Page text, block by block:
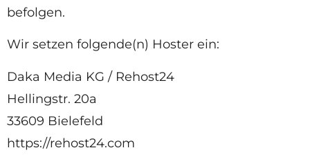
befolgen.
Wir setzen folgende(n) Hoster ein:
Daka Media KG / Rehost24
Hellingstr. 20a
33609 Bielefeld
https://rehost24.com